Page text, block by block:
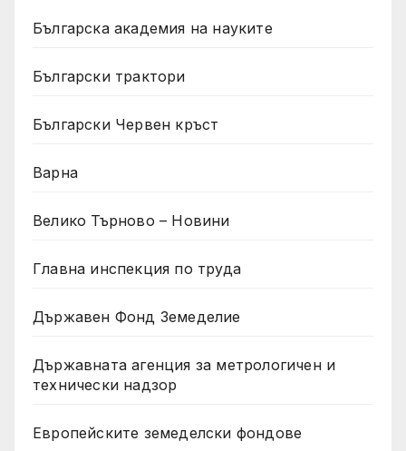
Българска академия на науките
Български трактори
Български Червен кръст
Варна
Велико Търново – Новини
Главна инспекция по труда
Държавен Фонд Земеделие
Държавната агенция за метрологичен и
технически надзор
Европейските земеделски фондове